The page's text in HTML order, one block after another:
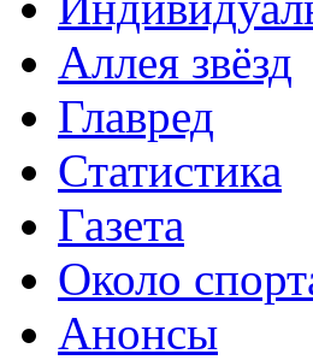
Аллея звёзд
Главред
Статистика
Газета
Около
Анонсы